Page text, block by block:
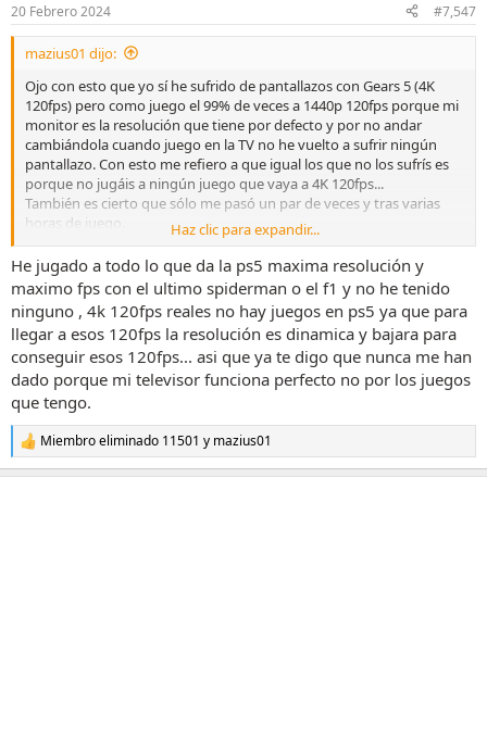
e
s
20 Febrero 2024 #7,547
mazius01 dijo:
Ojo con esto que yo sí he sufrido de pantallazos con Gears 5 (4K
120fps) pero como juego el 99% de veces a 1440p 120fps porque mi
monitor es la resolución que tiene por defecto y por no andar
cambiándola cuando juego en la TV no he vuelto a sufrir ningún
pantallazo. Con esto me refiero a que igual los que no los sufrís es
porque no jugáis a ningún juego que vaya a 4K 120fps...
También es cierto que sólo me pasó un par de veces y tras varias
horas de juego.
Compré además un cable HDMI 2.1. que me costó una pasta así que
entre el cable que es mejor y que no estoy jugando a 4K 120fps a
ningún juego (son contados los que van a esa resolución y tasa de
imágenes) igual no me vuelve a dar pantallazos en la vida (ojalá).
Haz clic para expandir...
He jugado a todo lo que da la ps5 maxima resolución y
maximo fps con el ultimo spiderman o el f1 y no he tenido
ninguno , 4k 120fps reales no hay juegos en ps5 ya que para
llegar a esos 120fps la resolución es dinamica y bajara para
conseguir esos 120fps... asi que ya te digo que nunca me han
dado porque mi televisor funciona perfecto no por los juegos
que tengo.
R
e
a
Miembro eliminado 11501 y mazius01